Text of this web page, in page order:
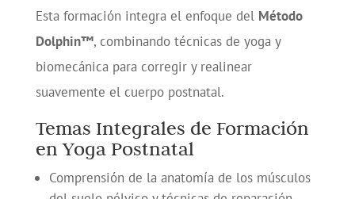
Esta formación integra el enfoque del Método
Dolphin™, combinando técnicas de yoga y
biomecánica para corregir y realinear
suavemente el cuerpo postnatal.
Temas Integrales de Formación
en Yoga Postnatal
Comprensión de la anatomía de los músculos